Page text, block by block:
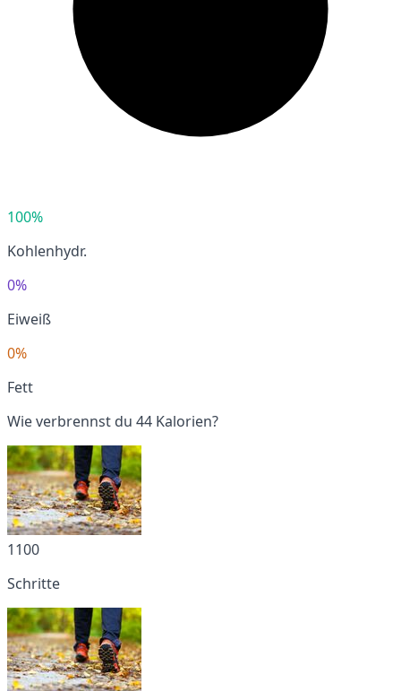
100%
Kohlenhydr.
0%
Eiweiß
0%
Fett
Wie verbrennst du 44 Kalorien?
1100
Schritte